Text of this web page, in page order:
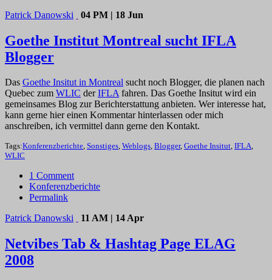
Patrick Danowski
04 PM | 18 Jun
Goethe Institut Montreal sucht IFLA
Blogger
Das Goethe Insitut in Montreal sucht noch Blogger, die planen nach
Quebec zum WLIC derIFLAfahren. Das Goethe Insitut wird ein
gemeinsames Blog zur Berichterstattung anbieten. Wer interesse hat,
kann gerne hier einen Kommentar hinterlassen oder mich
anschreiben, ich vermittel dann gerne den Kontakt.
Tags:Konferenzberichte, Sonstiges, Weblogs, Blogger, Goethe Insitut, IFLA,
WLIC
1 Comment
Konferenzberichte
Permalink
Patrick Danowski
11 AM | 14 Apr
Netvibes Tab & Hashtag Page ELAG
2008